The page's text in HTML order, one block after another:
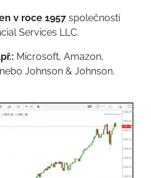
v roce 1957 společností
Services LLC.
Microsoft, Amazon,
Johnson & Johnson.